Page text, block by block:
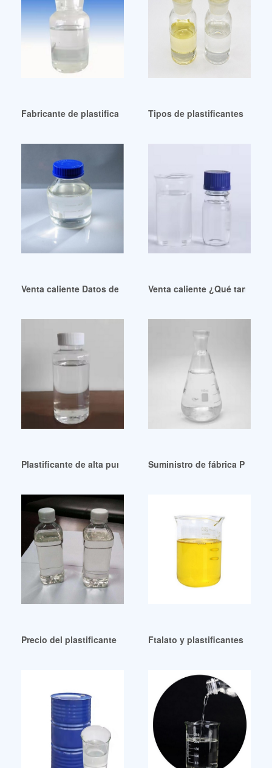
Fabricante de plastificantes de grado industrial de Dublín
Tipos de plastificantes de
Venta caliente Datos de importación y precio de
Venta caliente ¿Qué tan
Plastificante de alta pureza a buen precio en Colombia
Suministro de fábrica
Precio del plastificante dotp de buena estabilidad en
Ftalato y plastificantes